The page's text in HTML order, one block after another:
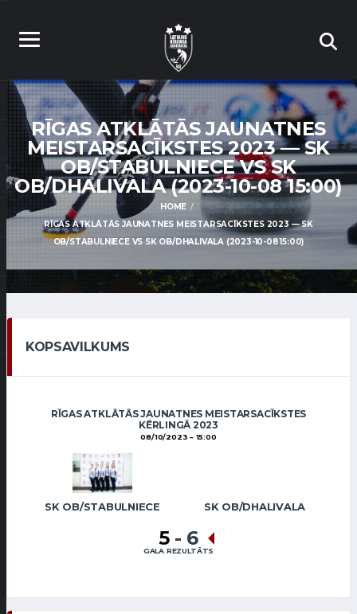
RĪGAS ATKLĀTĀS JAUNATNES
MEISTARSACĪKSTES 2023 — SK
OB/STABULNIECE VS SK
OB/DHALIVALA (2023-10-08 15:00)
HOME
RĪGAS ATKLĀTĀS JAUNATNES MEISTARSACĪKSTES 2023 — SK
OB/STABULNIECE VS SK OB/DHALIVALA (2023-10-08 15:00)
KOPSAVILKUMS
RĪGAS ATKLĀTĀS JAUNATNES MEISTARSACĪKSTES
KĒRLINGĀ 2023
08/10/2023 15:00
SK OB/STABULNIECE SK OB/DHALIVALA
5 - 6
GALA REZULTĀTS